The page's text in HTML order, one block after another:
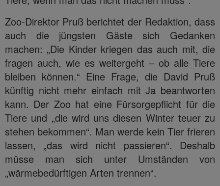
Zoo-Direktor Pruß berichtet der Redaktion, dass
auch die jüngsten Gäste sich Gedanken
machen: „Die Kinder kriegen das auch mit, die
fragen auch, wie es weitergeht – ob alle Tiere
bleiben können.“ Eine Frage, die David Pruß
künftig nicht mehr einfach mit Ja beantworten
kann. Der Zoo hat eine Fürsorgepflicht für die
Tiere und „die wird uns diesen Winter teuer zu
stehen bekommen“. Man werde kein Tier frieren
lassen, „das wird nicht passieren“. Deshalb
müsse man sich unter Umständen von
„wärmebedürftigen Arten trennen“.